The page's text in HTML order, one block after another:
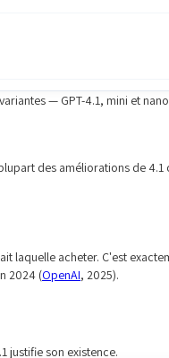
— GPT-4.1, mini et
des améliorations de
acheter. C'est
2024 (OpenAI, 2025).
justifie son existence.